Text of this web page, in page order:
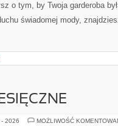
o tym, by Twoja garderoba
świadomej mody,
2026 MOŻLIWOŚĆ